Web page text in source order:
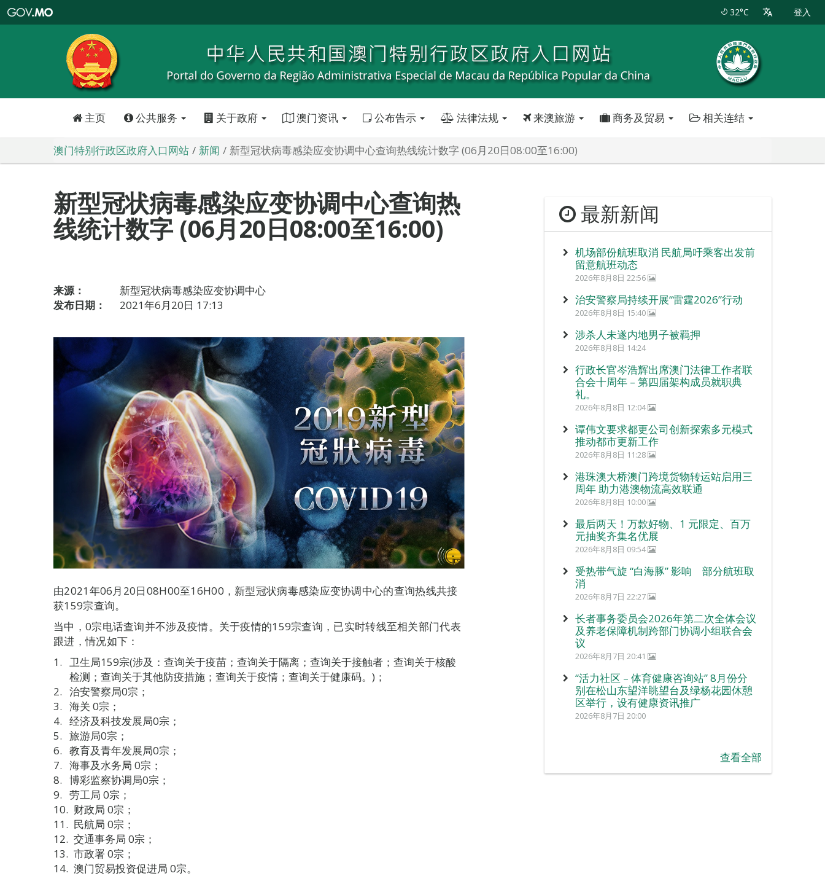
特
政
区
政
口
32°C 登入
主页 公共服务 关于政府 澳门资讯 公布告示 法律法规 来澳旅游 商务及贸易 相关连结
澳门特别行政区政府入口网站 新闻 新型冠状病毒感染应变协调中心查询热线统计数字 (06月20日08:00至16:00)
新型冠状病毒感染应变协调中心查询热
线统计数字 (06月20日08:00至16:00)
来源：
新型冠状病毒感染应变协调中心
发布日期：
2021年6月20日 17:13
由2021年06月20日08H00至16H00，新型冠状病毒感染应变协调中心的查询热线共接
获159宗查询。
当中，0宗电话查询并不涉及疫情。关于疫情的159宗查询，已实时转线至相关部门代表
跟进，情况如下：
卫生局159宗(涉及：查询关于疫苗；查询关于隔离；查询关于接触者；查询关于核酸
检测；查询关于其他防疫措施；查询关于疫情；查询关于健康码。)；
治安警察局0宗；
海关 0宗；
经济及科技发展局0宗；
旅游局0宗；
教育及青年发展局0宗；
海事及水务局 0宗；
博彩监察协调局0宗；
劳工局 0宗；
财政局 0宗；
民航局 0宗；
交通事务局 0宗；
市政署 0宗；
澳门贸易投资促进局 0宗。
最新新闻
机场部份航班取消 民航局吁乘客出发前
留意航班动态
2026年8月8日 22:56
治安警察局持续开展“雷霆2026”行动
2026年8月8日 15:40
涉杀人未遂内地男子被羁押
2026年8月8日 14:24
行政长官岑浩辉出席澳门法律工作者联
合会十周年 – 第四届架构成员就职典
礼。
2026年8月8日 12:04
谭伟文要求都更公司创新探索多元模式
推动都市更新工作
2026年8月8日 11:28
港珠澳大桥澳门跨境货物转运站启用三
周年 助力港澳物流高效联通
2026年8月8日 10:00
最后两天！万款好物、1 元限定、百万
元抽奖齐集名优展
2026年8月8日 09:54
受热带气旋 “白海豚” 影响 部分航班取
消
2026年8月7日 22:27
长者事务委员会2026年第二次全体会议
及养老保障机制跨部门协调小组联合会
议
2026年8月7日 20:41
“活力社区 – 体育健康咨询站” 8月份分
别在松山东望洋眺望台及绿杨花园休憩
区举行，设有健康资讯推广
2026年8月7日 20:00
查看全部